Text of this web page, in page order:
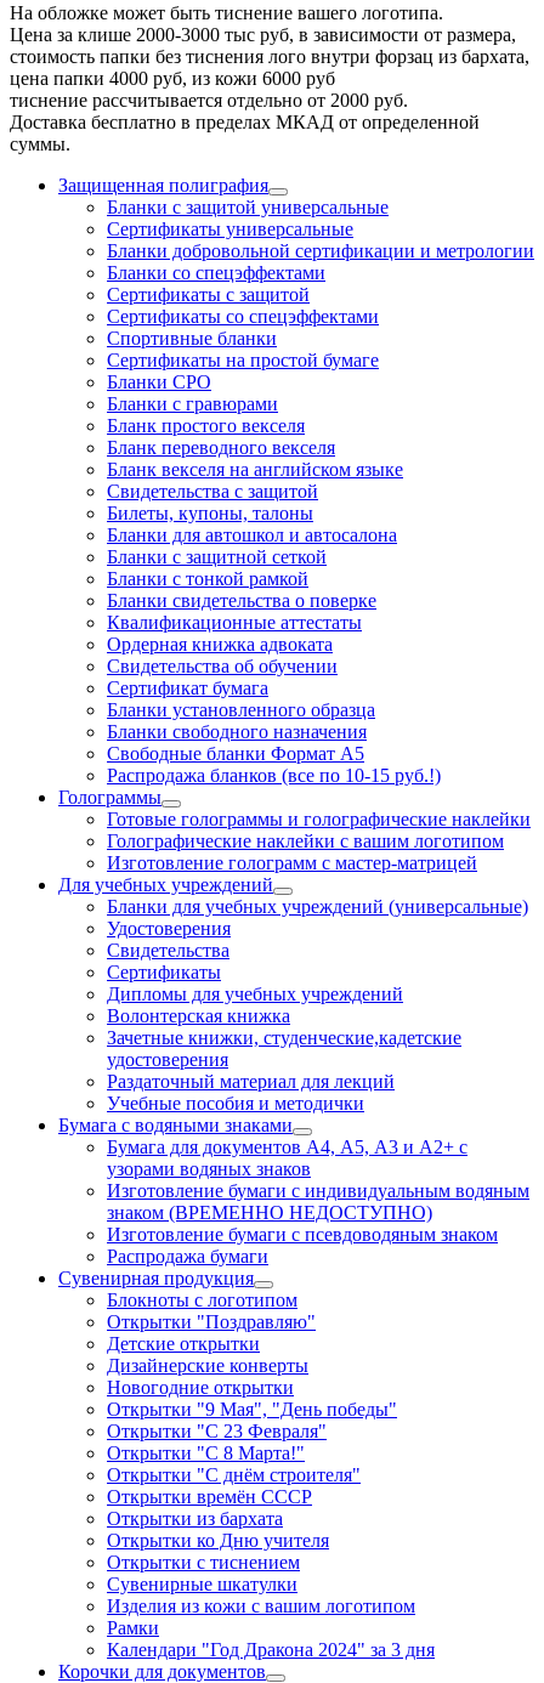
На обложке может быть тиснение вашего логотипа.
Цена за клише 2000-3000 тыс руб, в зависимости от размера,
стоимость папки без тиснения лого внутри форзац из бархата,
цена папки 4000 руб, из кожи 6000 руб
тиснение рассчитывается отдельно от 2000 руб.
Доставка бесплатно в пределах МКАД от определенной
суммы.
Защищенная полиграфия
Бланки с защитой универсальные
Сертификаты универсальные
Бланки добровольной сертификации и метрологии
Бланки со спецэффектами
Сертификаты с защитой
Сертификаты со спецэффектами
Спортивные бланки
Cертификаты на простой бумаге
Бланки СРО
Бланки с гравюрами
Бланк простого векселя
Бланк переводного векселя
Бланк векселя на английском языке
Свидетельства с защитой
Билеты, купоны, талоны
Бланки для автошкол и автосалона
Бланки с защитной сеткой
Бланки с тонкой рамкой
Бланки свидетельства о поверке
Квалификационные аттестаты
Ордерная книжка адвоката
Свидетельства об обучении
Сертификат бумага
Бланки установленного образца
Бланки свободного назначения
Свободные бланки Формат А5
Распродажа бланков (все по 10-15 руб.!)
Голограммы
Готовые голограммы и голографические наклейки
Голографические наклейки с вашим логотипом
Изготовление голограмм с мастер-матрицей
Для учебных учреждений
Бланки для учебных учреждений (универсальные)
Удостоверения
Свидетельства
Сертификаты
Дипломы для учебных учреждений
Волонтерская книжка
Зачетные книжки, студенческие,кадетские
удостоверения
Раздаточный материал для лекций
Учебные пособия и методички
Бумага с водяными знаками
Бумага для документов А4, А5, А3 и А2+ с
узорами водяных знаков
Изготовление бумаги с индивидуальным водяным
знаком (ВРЕМЕННО НЕДОСТУПНО)
Изготовление бумаги с псевдоводяным знаком
Распродажа бумаги
Сувенирная продукция
Блокноты с логотипом
Открытки "Поздравляю"
Детские открытки
Дизайнерские конверты
Новогодние открытки
Открытки "9 Мая", "День победы"
Открытки "С 23 Февраля"
Открытки "С 8 Марта!"
Открытки "С днём строителя"
Открытки времён СССР
Открытки из бархата
Открытки ко Дню учителя
Открытки с тиснением
Сувенирные шкатулки
Изделия из кожи с вашим логотипом
Рамки
Календари "Год Дракона 2024" за 3 дня
Корочки для документов